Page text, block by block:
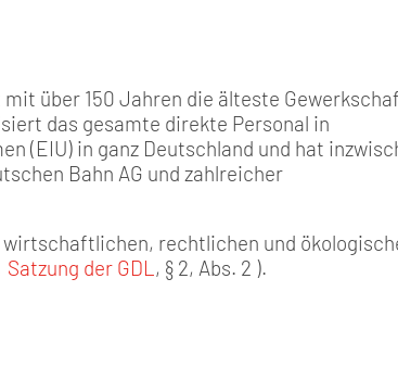
Erhöhung des
Freizeit- und
Ratgeber &
Technikbroschüren
Werbemittel
über 150 Jahren die älteste
das gesamte direkte Personal in
(EIU) in ganz Deutschland und hat
Bahn AG und zahlreicher
rechtlichen und
Satzung der GDL , § 2, Abs. 2 ).